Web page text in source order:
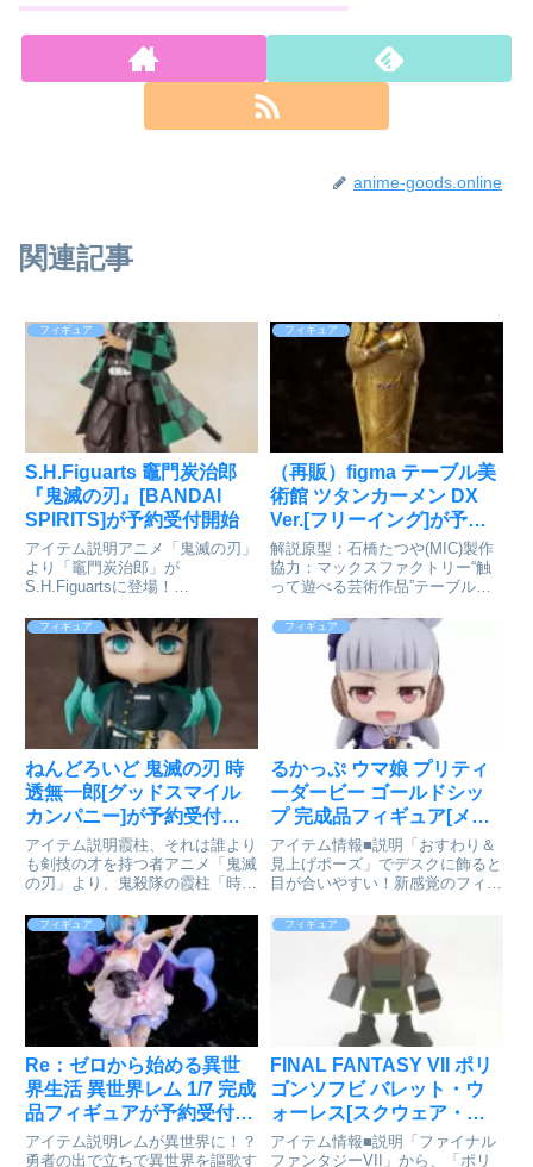
anime-goods.online
関連記事
フィギュア
S.H.Figuarts 竈門炭治郎
『鬼滅の刃』[BANDAI
SPIRITS]が予約受付開始
アイテム説明アニメ「鬼滅の刃」
より「竈門炭治郎」が
S.H.Figuartsに登場！
郎」が登場。各種交換用パーツと
広い可動域で、作中の印象的な戦
闘シーンを再現可能。■表情パー
ツは3種付属。作中の名シー...
フィギュア
（再販）figma テーブル美
術館 ツタンカーメン DX
Ver.[フリーイング]が予約
受付中
解説原型：石橋たつや(MIC)製作
協力：マックスファクトリー“触
って遊べる芸術作品”テーブル美
トを立体化した、テーブル美術
館-分館-の登場です。第三弾は、
考古学史上最大の発見と言われた
古代エジプト、ファラオの墓...
フィギュア
ねんどろいど 鬼滅の刃 時
透無一郎[グッドスマイル
カンパニー]が予約受付開
始
アイテム説明霞柱、それは誰より
も剣技の才を持つ者アニメ「鬼滅
の刃」より、鬼殺隊の霞柱「時透
情パーツ：「ぼんやり顔」「戦闘
顔」「微笑み顔」●オプションパ
ーツ：「日輪刀」「エフェクトパ
ーツ」ほか専用台座付属鬼滅の
フィギュア
るかっぷ ウマ娘 プリティ
ーダービー ゴールドシッ
プ 完成品フィギュア[メガ
ハウス]が予約受付中
アイテム情報■説明「おすわり＆
見上げポーズ」でデスクに飾ると
目が合いやすい！新感覚のフィギ
かせる！ウマ娘 プリティーダー
ビー_るかっぷ ゴールドシップ
colleizeで探す
フィギュア
Re：ゼロから始める異世
界生活 異世界レム 1/7 完成
品フィギュアが予約受付開
始
アイテム説明レムが異世界に！？
勇者の出で立ちで異世界を謳歌す
フィギュア
FINAL FANTASY VII ポリ
ゴンソフビ バレット・ウ
ォーレス[スクウェア・エ
ニックス]が予約受付中
アイテム情報■説明「ファイナル
ファンタジーVII」から、「ポリ